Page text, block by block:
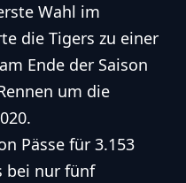
Wahl im
die Tigers zu einer
Ende der Saison
um die
Pässe für 3.153
bei nur fünf